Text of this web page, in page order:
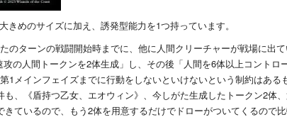
きめのサイズに加え、誘発型能力を1つ持っています。
のターンの戦闘開始時までに、他に人間クリーチャーが戦場に出て
の人間トークンを2体生成」し、その後「人間を6体以上コントロ
1メインフェイズまでに行動をしないといけないという制約はある
も、《盾持つ乙女、エオウィン》、今しがた生成したトークン2体
きているので、もう2体を用意するだけでドローがついてくるので